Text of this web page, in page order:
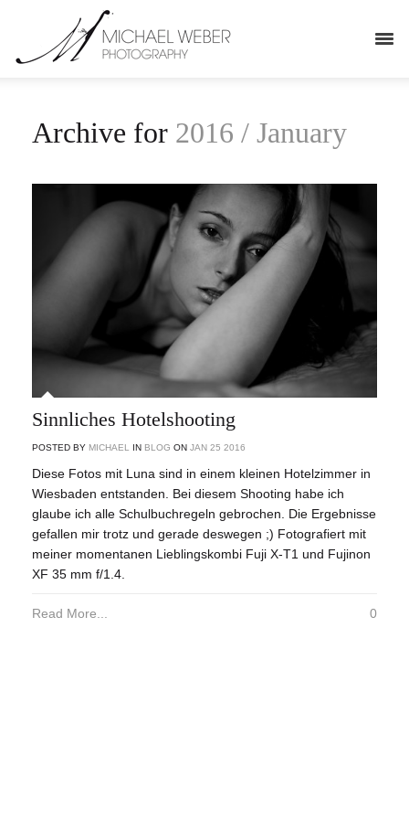
Archive for 2016 / January
Sinnliches Hotelshooting
POSTED BY MICHAEL IN BLOG ON JAN 25 2016
Diese Fotos mit Luna sind in einem kleinen Hotelzimmer in
Wiesbaden entstanden. Bei diesem Shooting habe ich
glaube ich alle Schulbuchregeln gebrochen. Die Ergebnisse
gefallen mir trotz und gerade deswegen ;) Fotografiert mit
meiner momentanen Lieblingskombi Fuji X-T1 und Fujinon
XF 35 mm f/1.4.
Read More... 0